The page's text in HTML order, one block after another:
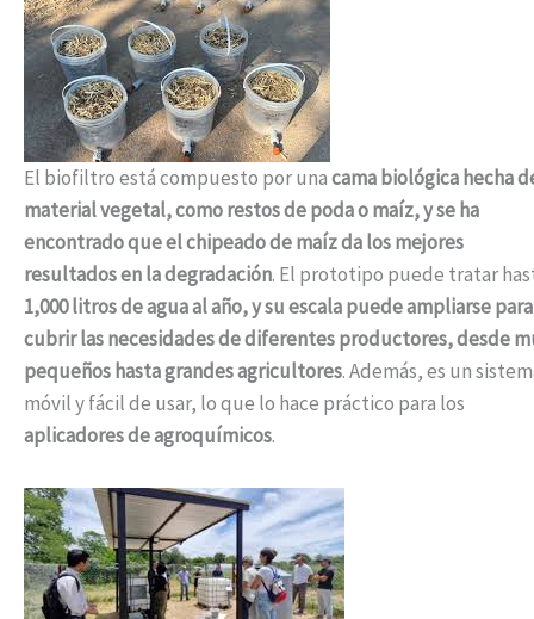
El biofiltro está compuesto por unacama biológica hecha
material vegetal, como restos de poda o maíz, y se ha
encontrado que el chipeado de maíz da los mejores
resultados en la degradación. El prototipo puede tratar
1,000 litros de agua al año, y su escala puede ampliarse para
cubrir las necesidades de diferentes productores, desde
pequeños hasta grandes agricultores. Además, es un
móvil y fácil de usar, lo que lo hace práctico para los
aplicadores de agroquímicos.